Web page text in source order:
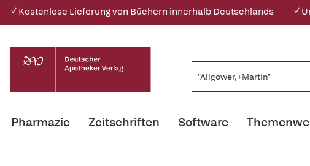
✓ Kostenlose Lieferung von Büchern innerhalb Deutschlands ✓
Pharmazie Zeitschriften Software